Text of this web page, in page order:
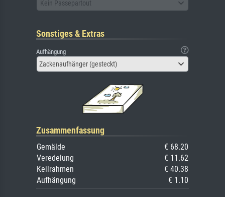
Kein Passepartout
Sonstiges & Extras
Aufhängung
Zackenaufhänger (gesteckt)
Zusammenfassung
Gemälde
€ 68.20
Veredelung
€ 11.62
Keilrahmen
€ 40.38
Aufhängung
€ 1.10